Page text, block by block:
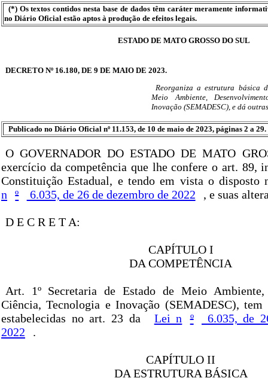
(*) Os textos contidos nesta base de dados têm caráter meramente
no Diário Oficial estão aptos à produção de efeitos legais.
ESTADO DE MATO GROSSO DO SUL
DECRETO Nº 16.180, DE 9 DE MAIO DE 2023.
Reorganiza a estrutura básica
Meio Ambiente,
Inovação (SEMADESC), e dá
Publicado no Diário Oficial nº 11.153, de 10 de maio de 2023, páginas 2 a 29.
O GOVERNADOR DO ESTADO DE MATO
exercício da competência que lhe confere o art. 89,
Constituição Estadual, e tendo em vista o
n
º 6.035, de 26 de dezembro de 2022 , e suas
D E C R E T A:
CAPÍTULO I
DA COMPETÊNCIA
Art. 1º Secretaria de Estado de Meio Ambiente,
Ciência, Tecnologia e Inovação (SEMADESC), tem
estabelecidas no art. 23 da
Lei n º
6.035, de
2022
.
CAPÍTULO II
DA ESTRUTURA BÁSICA